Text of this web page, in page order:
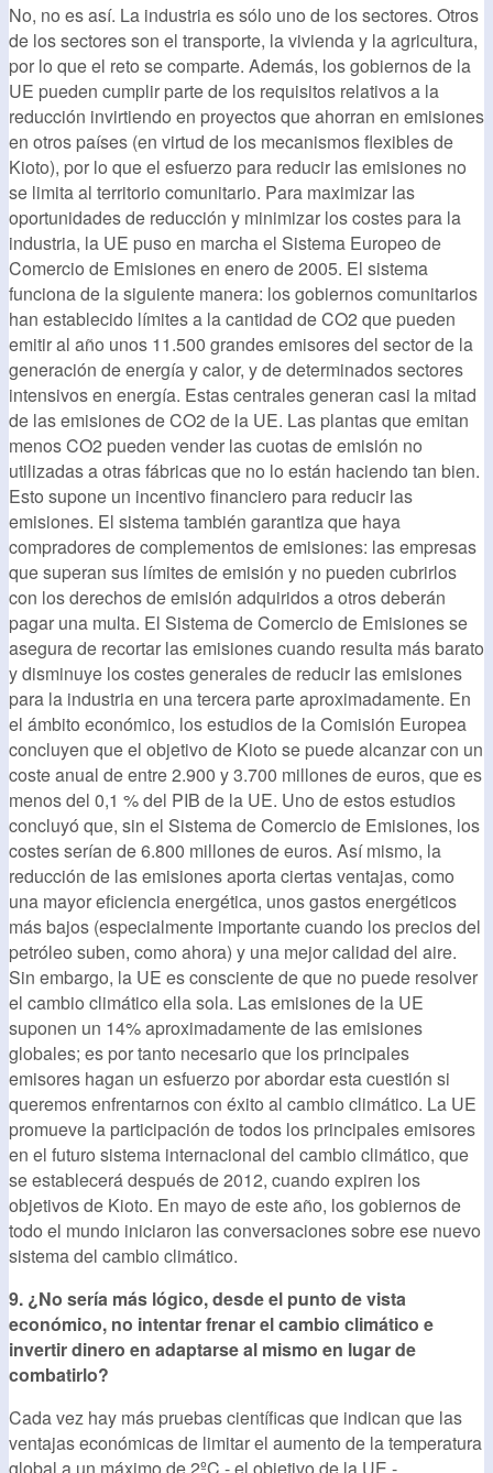
No, no es así. La industria es sólo uno de los sectores. Otros
de los sectores son el transporte, la vivienda y la agricultura,
por lo que el reto se comparte. Además, los gobiernos de la
UE pueden cumplir parte de los requisitos relativos a la
reducción invirtiendo en proyectos que ahorran en emisiones
en otros países (en virtud de los mecanismos flexibles de
Kioto), por lo que el esfuerzo para reducir las emisiones no
se limita al territorio comunitario. Para maximizar las
oportunidades de reducción y minimizar los costes para la
industria, la UE puso en marcha el Sistema Europeo de
Comercio de Emisiones en enero de 2005. El sistema
funciona de la siguiente manera: los gobiernos comunitarios
han establecido límites a la cantidad de CO2 que pueden
emitir al año unos 11.500 grandes emisores del sector de la
generación de energía y calor, y de determinados sectores
intensivos en energía. Estas centrales generan casi la mitad
de las emisiones de CO2 de la UE. Las plantas que emitan
menos CO2 pueden vender las cuotas de emisión no
utilizadas a otras fábricas que no lo están haciendo tan bien.
Esto supone un incentivo financiero para reducir las
emisiones. El sistema también garantiza que haya
compradores de complementos de emisiones: las empresas
que superan sus límites de emisión y no pueden cubrirlos
con los derechos de emisión adquiridos a otros deberán
pagar una multa. El Sistema de Comercio de Emisiones se
asegura de recortar las emisiones cuando resulta más barato
y disminuye los costes generales de reducir las emisiones
para la industria en una tercera parte aproximadamente. En
el ámbito económico, los estudios de la Comisión Europea
concluyen que el objetivo de Kioto se puede alcanzar con un
coste anual de entre 2.900 y 3.700 millones de euros, que es
menos del 0,1 % del PIB de la UE. Uno de estos estudios
concluyó que, sin el Sistema de Comercio de Emisiones, los
costes serían de 6.800 millones de euros. Así mismo, la
reducción de las emisiones aporta ciertas ventajas, como
una mayor eficiencia energética, unos gastos energéticos
más bajos (especialmente importante cuando los precios del
petróleo suben, como ahora) y una mejor calidad del aire.
Sin embargo, la UE es consciente de que no puede resolver
el cambio climático ella sola. Las emisiones de la UE
suponen un 14% aproximadamente de las emisiones
globales; es por tanto necesario que los principales
emisores hagan un esfuerzo por abordar esta cuestión si
queremos enfrentarnos con éxito al cambio climático. La UE
promueve la participación de todos los principales emisores
en el futuro sistema internacional del cambio climático, que
se establecerá después de 2012, cuando expiren los
objetivos de Kioto. En mayo de este año, los gobiernos de
todo el mundo iniciaron las conversaciones sobre ese nuevo
sistema del cambio climático.
9. ¿No sería más lógico, desde el punto de vista
económico, no intentar frenar el cambio climático e
invertir dinero en adaptarse al mismo en lugar de
combatirlo?
Cada vez hay más pruebas científicas que indican que las
ventajas económicas de limitar el aumento de la temperatura
global a un máximo de 2ºC - el objetivo de la UE -